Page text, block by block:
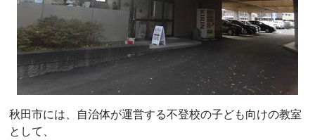
秋田市には、自治体が運営する不登校の子ども向けの教室
として、